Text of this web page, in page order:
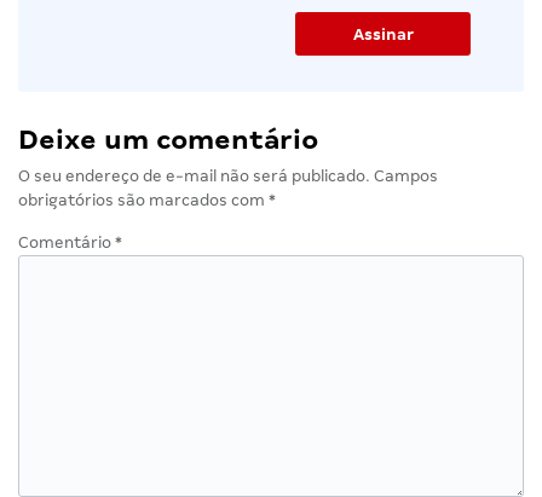
Deixe um comentário
O seu endereço de e-mail não será publicado. Campos
obrigatórios são marcados com *
Comentário *